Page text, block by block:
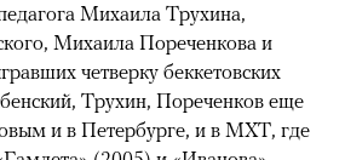
Михаила Трухина,
Михаила Пореченкова и
четверку беккетовских
Трухин, Пореченков еще
и в Петербурге, и в МХТ, где